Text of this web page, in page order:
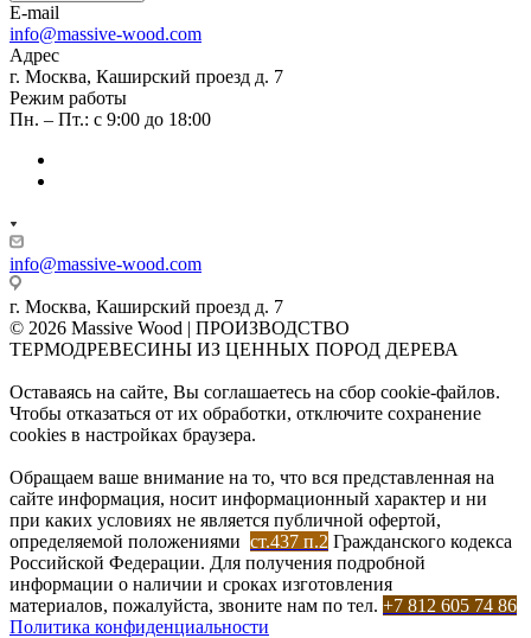
E-mail
info@massive-wood.com
Адрес
г. Москва, Каширский проезд д. 7
Режим работы
Пн. – Пт.: с 9:00 до 18:00
info@massive-wood.com
г. Москва, Каширский проезд д. 7
© 2026 Massive Wood | ПРОИЗВОДСТВО
ТЕРМОДРЕВЕСИНЫ ИЗ ЦЕННЫХ ПОРОД ДЕРЕВА
Оставаясь на сайте, Вы соглашаетесь на сбор cookie-файлов.
Чтобы отказаться от их обработки, отключите сохранение
cookies в настройках браузера.
Обращаем ваше внимание на то, что вся представленная на
сайте информация, носит информационный характер и ни
при каких условиях не является публичной офертой,
определяемой положениями ст.437 п.2 Гражданского кодекса
Российской Федерации. Для получения подробной
информации о наличии и сроках изготовления
материалов, пожалуйста, звоните нам по тел. +7 812 605 74 86
Политика конфиденциальности